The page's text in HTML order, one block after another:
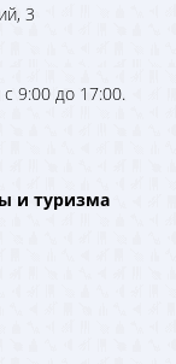
3
9:00 до 17:00.
и туризма